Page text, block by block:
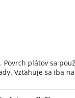
plátov sa
Vzťahuje sa iba